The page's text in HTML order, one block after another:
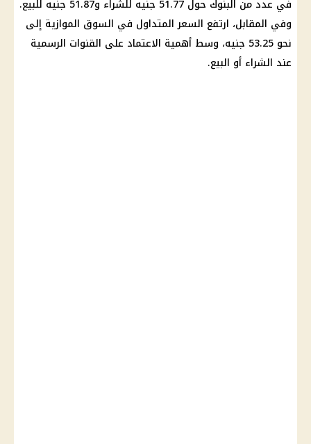
في عدد من البنوك
حول 51.77 جنيه للشراء و51.87 جنيه للبيع.
وفي المقابل، ارتفع السعر المتداول في السوق الموازية إلى
نحو 53.25 جنيه، وسط أهمية الاعتماد على القنوات الرسمية
عند الشراء أو البيع.